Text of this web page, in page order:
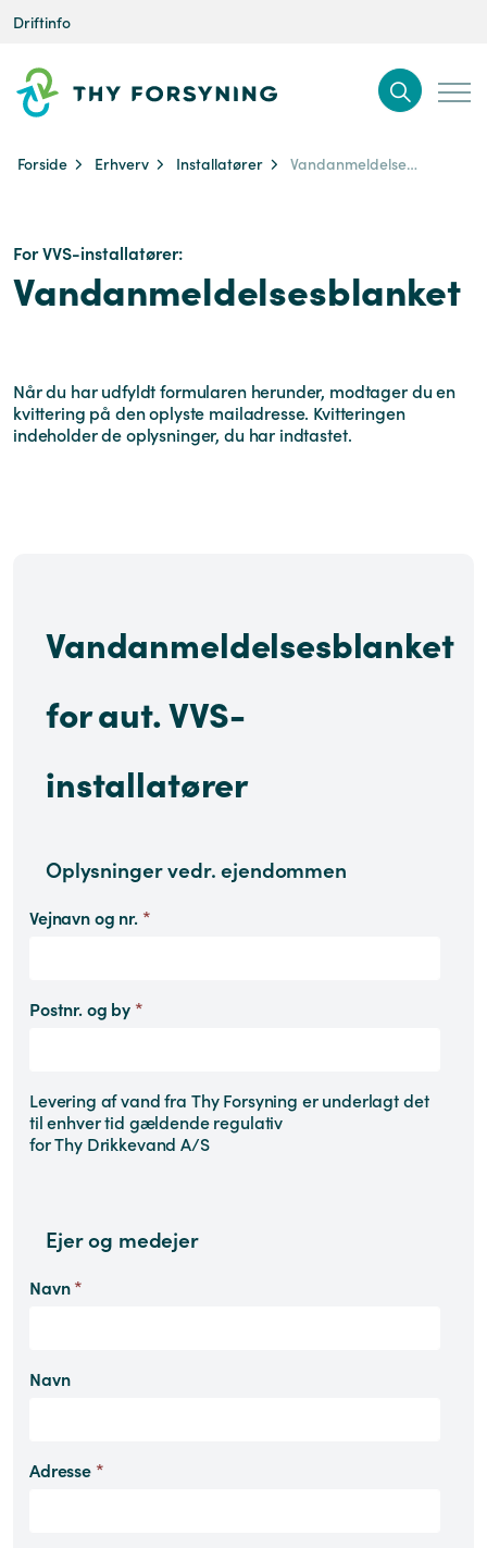
Driftinfo
Forside Erhverv Installatører Vandanmeldelsesblanket
For VVS-installatører:
Vandanmeldelsesblanket
Når du har udfyldt formularen herunder, modtager du en
kvittering på den oplyste mailadresse. Kvitteringen
indeholder de oplysninger, du har indtastet.
Vandanmeldelsesblanket
for aut. VVS-
installatører
Oplysninger vedr. ejendommen
Vejnavn og nr. *
Postnr. og by *
Levering af vand fra Thy Forsyning er underlagt det
til enhver tid gældende regulativ
for Thy Drikkevand A/S
Ejer og medejer
Navn*
Navn
Adresse *